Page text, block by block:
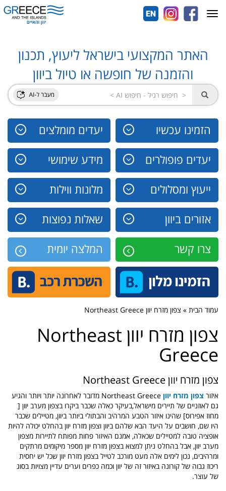
האתר המקצועי בישראל ליעוץ, תכנון
והזמנה של חופשה או טיול ביוון
הזמינו עכשיו יעדים מומלצים
יעדים פופולרים מידע שימושי
ייעוץ ומסלולים מלונות ווילות
אזורים ביוון שאלות נפוצות
צרו קשר המלצה יומית
Toggle
navigation
עמוד הבית » צפון מזרח יוון Northeast Greece
צפון מזרח יוון Northeast
Greece
צפון מזרח יוון Northeast Greece
איזור צפון מזרח יוון
Northeast Greece מדובר לאחרונה יותר ויותר והגיע
גם לאוזניים של תיירים מישראל,בעיקר כאלה שכבר ביקרו בצפון מערב יוון [
מחוז אפירוס] שהינו איזור הטבע המרהיב והבתולי ביותר ביוון, מטיילים שכבר
היו שם, חושבים על היעד הבא שלהם ביוון וצפון מזרח יוון בהחלט יכולה להיות
אופציה טובה למטיילים שכאלה, אמנם האיזור פחות מפותח לתיירות מצפון
מערב יוון, אבל בהחלט ניתן למצוא בצפון מזרח יוון מספר מיקומים מרתקים
ומרהיבים, נכון לימים אלה מעט מורכב לטייל בצפון מזרח יוון שכל יש יחסית
ריכוז גבוה של קורונה באיזור זה של יוון וכמה כפרים וערים עדיין מצויות בסוג
של עוצר.